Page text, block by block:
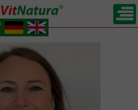
.
23 grudnia 2022